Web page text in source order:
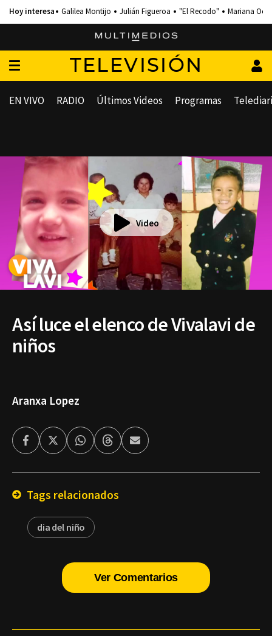
Galilea Montijo Julián Figueroa "El Recodo" Mariana
TELEVISIÓN
EN VIVO RADIO Últimos Videos Programas
Video
Así luce el elenco de Vivalavi de
niños
Aranxa Lopez
FacebookTwitterWhatsappThreadsEnviar
por
Tags relacionados
dia del niño
Ver Comentarios